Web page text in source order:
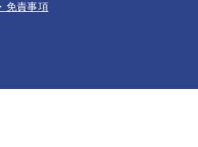
免責事項